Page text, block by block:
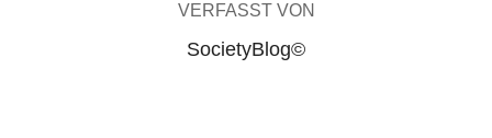
VERFASST VON
SocietyBlog©